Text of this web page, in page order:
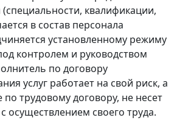
квалификации,
в состав персонала
установленному режиму
контролем и руководством
по договору
услуг работает на свой риск, а
трудовому договору, не несет
осуществлением своего труда.